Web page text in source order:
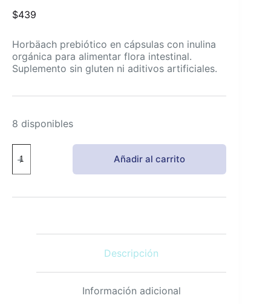
$439
Horbäach prebiótico en cápsulas con inulina
orgánica para alimentar flora intestinal.
Suplemento sin gluten ni aditivos artificiales.
8 disponibles
prebiótico
fuerte
orgánica
Añadir al carrito
Descripción
Información adicional